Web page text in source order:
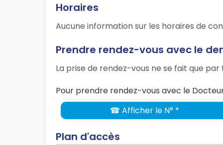
Horaires
Aucune information sur les horaires de
Prendre rendez-vous avec le
La prise de rendez-vous ne se fait que
Pour prendre rendez-vous avec le
☎ Afficher le N° *
Plan d'accès